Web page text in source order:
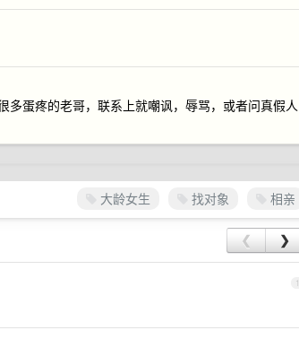
蛋疼的老哥，联系上就嘲讽，辱骂，或者问真假人
大龄女生 找对象 相亲
❮ ❯
1